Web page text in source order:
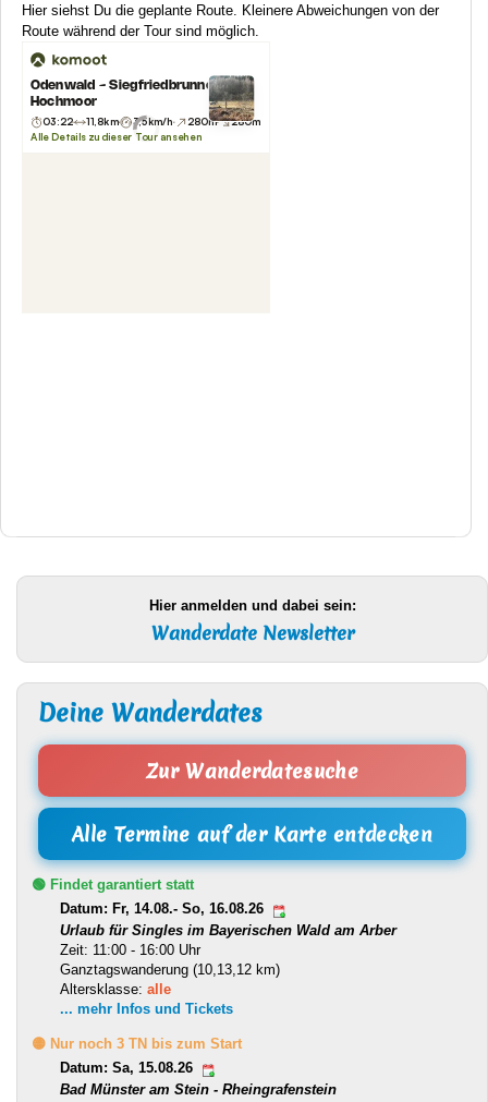
Hier siehst Du die geplante Route. Kleinere Abweichungen von der
Route während der Tour sind möglich.
Hier anmelden und dabei sein:
Wanderdate Newsletter
Deine Wanderdates
Zur Wanderdatesuche
Alle Termine auf der Karte entdecken
🟢 Findet garantiert statt
Datum: Fr, 14.08.- So, 16.08.26
Urlaub für Singles im Bayerischen Wald am Arber
Zeit: 11:00 - 16:00 Uhr
Ganztagswanderung (10,13,12 km)
Altersklasse: alle
... mehr Infos und Tickets
🟡 Nur noch 3 TN bis zum Start
Datum: Sa, 15.08.26
Bad Münster am Stein - Rheingrafenstein